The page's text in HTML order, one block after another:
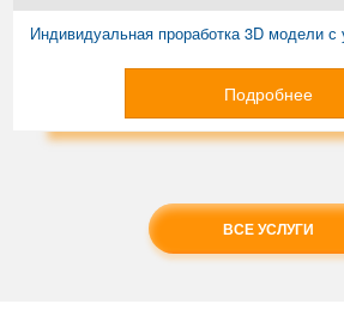
Индивидуальная проработка 3D модели
Подробнее
ВСЕ УСЛУГИ